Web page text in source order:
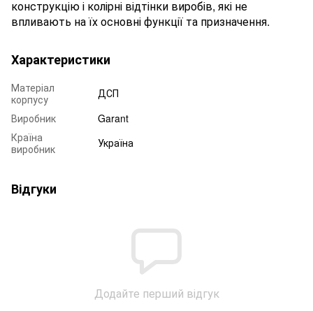
конструкцію і колірні відтінки виробів, які не
впливають на їх основні функції та призначення.
Характеристики
Матеріал
корпусу
ДСП
Виробник
Garant
Країна
виробник
Україна
Відгуки
Додайте перший відгук